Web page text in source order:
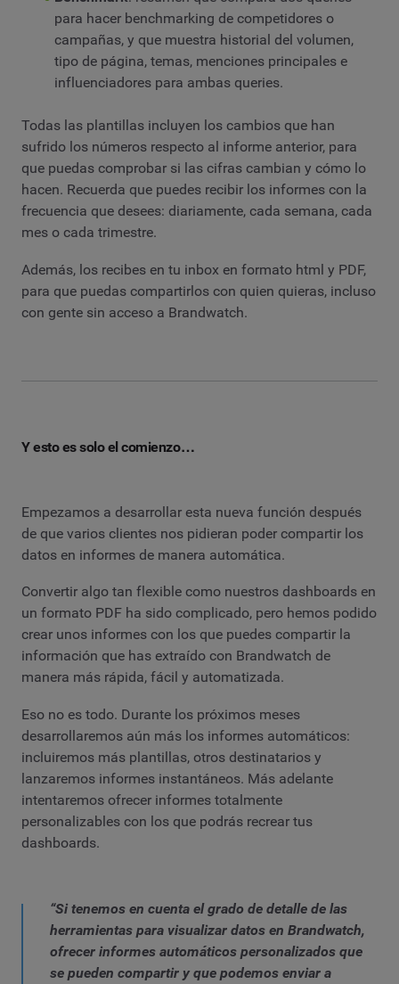
para hacer benchmarking de competidores o
campañas, y que muestra historial del volumen,
tipo de página, temas, menciones principales e
influenciadores para ambas queries.
Todas las plantillas incluyen los cambios que han
sufrido los números respecto al informe anterior, para
que puedas comprobar si las cifras cambian y cómo lo
hacen. Recuerda que puedes recibir los informes con la
frecuencia que desees: diariamente, cada semana, cada
mes o cada trimestre.
Además, los recibes en tu inbox en formato html y PDF,
para que puedas compartirlos con quien quieras, incluso
con gente sin acceso a Brandwatch.
Y esto es solo el comienzo…
Empezamos a desarrollar esta nueva función después
de que varios clientes nos pidieran poder compartir los
datos en informes de manera automática.
Convertir algo tan flexible como nuestros dashboards en
un formato PDF ha sido complicado, pero hemos podido
crear unos informes con los que puedes compartir la
información que has extraído con Brandwatch de
manera más rápida, fácil y automatizada.
Eso no es todo. Durante los próximos meses
desarrollaremos aún más los informes automáticos:
incluiremos más plantillas, otros destinatarios y
lanzaremos informes instantáneos. Más adelante
intentaremos ofrecer informes totalmente
personalizables con los que podrás recrear tus
dashboards.
“Si tenemos en cuenta el grado de detalle de las
herramientas para visualizar datos en Brandwatch,
ofrecer informes automáticos personalizados que
se pueden compartir y que podemos enviar a